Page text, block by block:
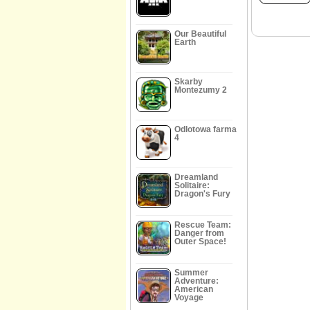
Our Beautiful
Earth
Skarby
Montezumy 2
Odlotowa farma
4
Dreamland
Solitaire:
Dragon's Fury
Rescue Team:
Danger from
Outer Space!
Summer
Adventure:
American
Voyage